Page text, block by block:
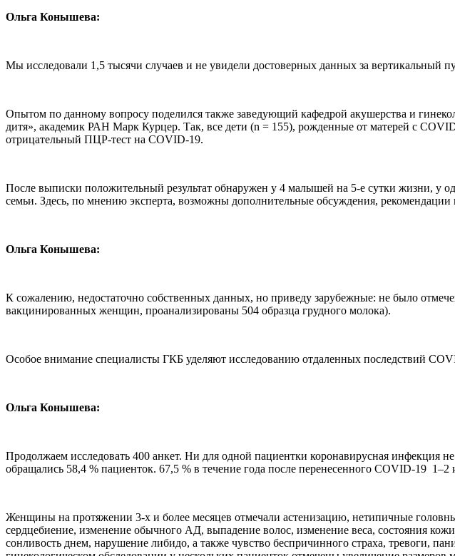
Ольга Конышева:
Мы исследовали 1,5 тысячи случаев и не увидели достоверных данных за вертикальный
Опытом по данному вопросу поделился также заведующий кафедрой акушерства и
дитя», академик РАН Марк Курцер. Так, все дети (n = 155), рожденные от матерей с
отрицательный ПЦР-тест на COVID-19.
После выписки положительный результат обнаружен у 4 малышей на 5-е сутки жизни, у
семьи. Здесь, по мнению эксперта, возможны дополнительные обсуждения,
Ольга Конышева:
К сожалению, недостаточно собственных данных, но приведу зарубежные: не было
вакцинированных женщин, проанализированы 504 образца грудного молока).
Особое внимание специалисты ГКБ уделяют исследованию отдаленных последствий
Ольга Конышева:
Продолжаем исследовать 400 анкет. Ни для одной пациентки коронавирусная инфекция
обращались 58,4 % пациенток. 67,5 % в течение года после перенесенного COVID-19 1–2
Женщины на протяжении 3-х и более месяцев отмечали астенизацию, нетипичные
сердцебиение, изменение обычного АД, выпадение волос, изменение веса, состояния
сонливость днем, нарушение либидо, а также чувство беспричинного страха, тревоги,